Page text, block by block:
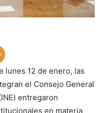
lunes 12 de enero, las
el Consejo General
entregaron
en materia